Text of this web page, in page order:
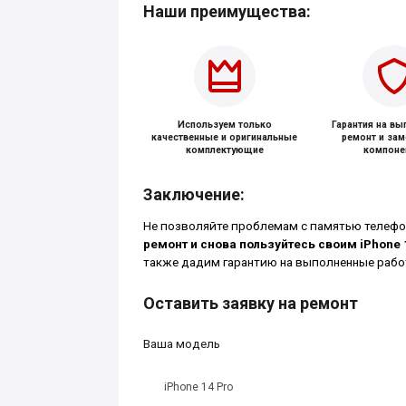
Наши преимущества:
Используем только
качественные и оригинальные
комплектующие
Гарантия на
ремонт и
Заключение:
Не позволяйте проблемам с памятью
ремонт и снова пользуйтесь своим
также дадим гарантию на выполненные
Оставить заявку на ремонт
Ваша модель
iPhone 14 Pro